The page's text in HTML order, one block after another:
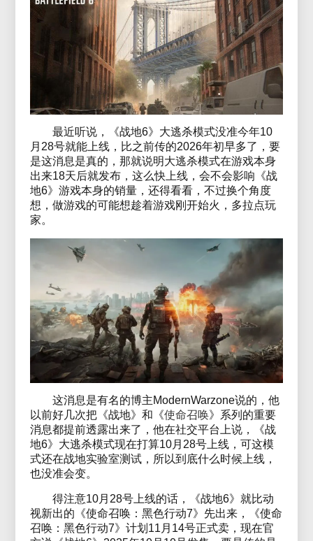
最近听说，《战地6》大逃杀模式没准今年10
月28号就能上线，比之前传的2026年初早多了，要
是这消息是真的，那就说明大逃杀模式在游戏本身
出来18天后就发布，这么快上线，会不会影响《战
地6》游戏本身的销量，还得看看，不过换个角度
想，做游戏的可能想趁着游戏刚开始火，多拉点玩
家。
这消息是有名的博主ModernWarzone说的，他
以前好几次把《战地》和《使命召唤》系列的重要
消息都提前透露出来了，他在社交平台上说，《战
地6》大逃杀模式现在打算10月28号上线，可这模
式还在战地实验室测试，所以到底什么时候上线，
也没准会变。
得注意10月28号上线的话，《战地6》就比动
视新出的《使命召唤：黑色行动7》先出来，《使命
召唤：黑色行动7》计划11月14号正式卖，现在官